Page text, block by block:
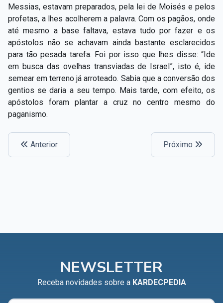
Capítulo XXI — Haverá falsos cristos e falsos
profetas
▸
Capítulo XXII — Não separareis o que Deus juntou ▸
Capítulo XXIII — Estranha moral ▸
Capítulo XXIV — Não ponhais a candeia debaixo do
alqueire
▸
Capítulo XXV — Buscai e achareis
gratuitamente recebestes
Messias, estavam preparados, pela lei de Moisés e pelos
profetas, a lhes acolherem a palavra. Com os pagãos, onde
até mesmo a base faltava, estava tudo por fazer e os
apóstolos não se achavam ainda bastante esclarecidos
para tão pesada tarefa. Foi por isso que lhes disse: “Ide
em busca das ovelhas transviadas de Israel”, isto é, ide
semear em terreno já arroteado. Sabia que a conversão dos
gentios se daria a seu tempo. Mais tarde, com efeito, os
apóstolos foram plantar a cruz no centro mesmo do
paganismo.
Anterior Próximo
NEWSLETTER
Receba novidades sobre a KARDECPEDIA